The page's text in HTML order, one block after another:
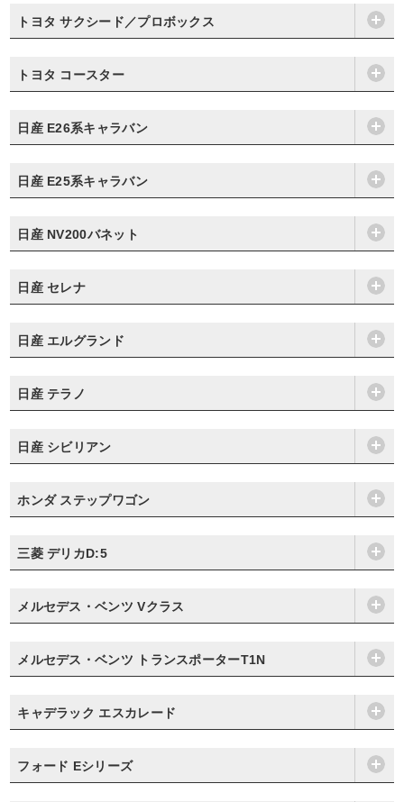
トヨタ サクシード／プロボックス
トヨタ コースター
日産 E26系キャラバン
日産 E25系キャラバン
日産 NV200バネット
日産 セレナ
日産 エルグランド
日産 テラノ
日産 シビリアン
ホンダ ステップワゴン
三菱 デリカD:5
メルセデス・ベンツ Vクラス
メルセデス・ベンツ トランスポーターT1N
キャデラック エスカレード
フォード Eシリーズ